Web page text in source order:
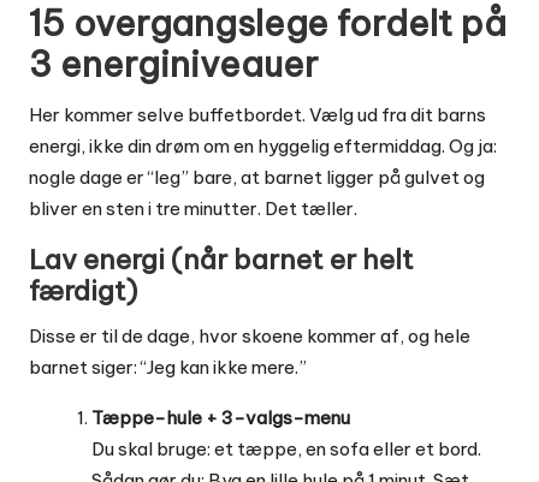
15 overgangslege fordelt på
3 energiniveauer
Her kommer selve buffetbordet. Vælg ud fra dit barns
energi, ikke din drøm om en hyggelig eftermiddag. Og ja:
nogle dage er “leg” bare, at barnet ligger på gulvet og
bliver en sten i tre minutter. Det tæller.
Lav energi (når barnet er helt
færdigt)
Disse er til de dage, hvor skoene kommer af, og hele
barnet siger: “Jeg kan ikke mere.”
Tæppe-hule + 3-valgs-menu
Du skal bruge: et tæppe, en sofa eller et bord.